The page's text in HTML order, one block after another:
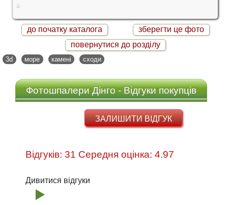
до початку каталога
зберегти це фото
повернутися до розділу
3d море камені сходи
Фотошпалери Дінго - Відгуки покупців
ЗАЛИШИТИ ВІДГУК
Відгуків: 31 Середня оцінка: 4.97
Дивитися відгуки